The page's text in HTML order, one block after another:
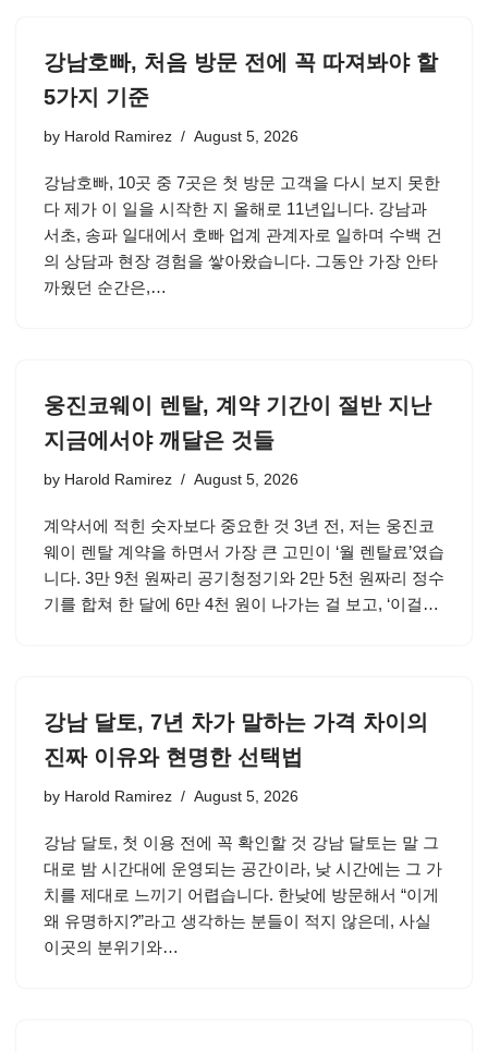
강남호빠, 처음 방문 전에 꼭 따져봐야 할
5가지 기준
by Harold Ramirez August 5, 2026
강남호빠, 10곳 중 7곳은 첫 방문 고객을 다시 보지 못한
다 제가 이 일을 시작한 지 올해로 11년입니다. 강남과
서초, 송파 일대에서 호빠 업계 관계자로 일하며 수백 건
의 상담과 현장 경험을 쌓아왔습니다. 그동안 가장 안타
까웠던 순간은,…
웅진코웨이 렌탈, 계약 기간이 절반 지난
지금에서야 깨달은 것들
by Harold Ramirez August 5, 2026
계약서에 적힌 숫자보다 중요한 것 3년 전, 저는 웅진코
웨이 렌탈 계약을 하면서 가장 큰 고민이 ‘월 렌탈료’였습
니다. 3만 9천 원짜리 공기청정기와 2만 5천 원짜리 정수
기를 합쳐 한 달에 6만 4천 원이 나가는 걸 보고, ‘이걸…
강남 달토, 7년 차가 말하는 가격 차이의
진짜 이유와 현명한 선택법
by Harold Ramirez August 5, 2026
강남 달토, 첫 이용 전에 꼭 확인할 것 강남 달토는 말 그
대로 밤 시간대에 운영되는 공간이라, 낮 시간에는 그 가
치를 제대로 느끼기 어렵습니다. 한낮에 방문해서 “이게
왜 유명하지?”라고 생각하는 분들이 적지 않은데, 사실
이곳의 분위기와…